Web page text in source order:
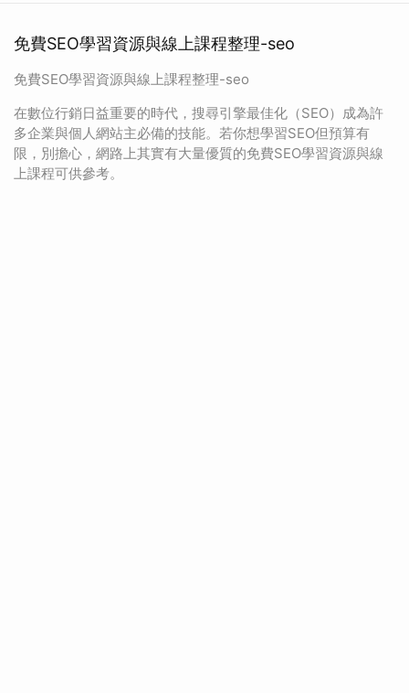
免費SEO學習資源與線上課程整理-seo
免費SEO學習資源與線上課程整理-seo
在數位行銷日益重要的時代，搜尋引擎最佳化（SEO）成為許
多企業與個人網站主必備的技能。若你想學習SEO但預算有
限，別擔心，網路上其實有大量優質的免費SEO學習資源與線
上課程可供參考。